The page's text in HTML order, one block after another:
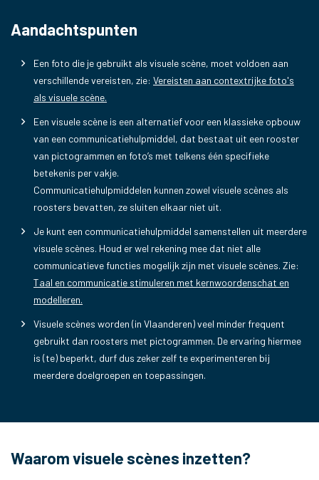
Aandachtspunten
Een foto die je gebruikt als visuele scène, moet voldoen aan
verschillende vereisten, zie: Vereisten aan contextrijke foto's
als visuele scène.
Een visuele scène is een alternatief voor een klassieke opbouw
van een communicatiehulpmiddel, dat bestaat uit een rooster
van pictogrammen en foto’s met telkens één specifieke
betekenis per vakje.
Communicatiehulpmiddelen kunnen zowel visuele scènes als
roosters bevatten, ze sluiten elkaar niet uit.
Je kunt een communicatiehulpmiddel samenstellen uit meerdere
visuele scènes. Houd er wel rekening mee dat niet alle
communicatieve functies mogelijk zijn met visuele scènes. Zie:
Taal en communicatie stimuleren met kernwoordenschat en
modelleren.
Visuele scènes worden (in Vlaanderen) veel minder frequent
gebruikt dan roosters met pictogrammen. De ervaring hiermee
is (te) beperkt, durf dus zeker zelf te experimenteren bij
meerdere doelgroepen en toepassingen.
Waarom visuele scènes inzetten?